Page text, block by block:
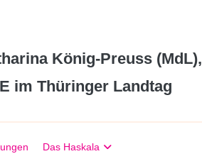
König-Preuss (MdL),
im Thüringer Landtag
Das Haskala